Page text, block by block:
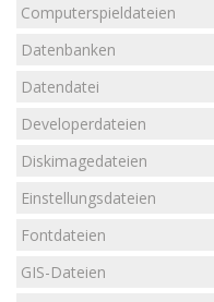
Computerspieldateien
Datenbanken
Datendatei
Developerdateien
Diskimagedateien
Einstellungsdateien
Fontdateien
GIS-Dateien